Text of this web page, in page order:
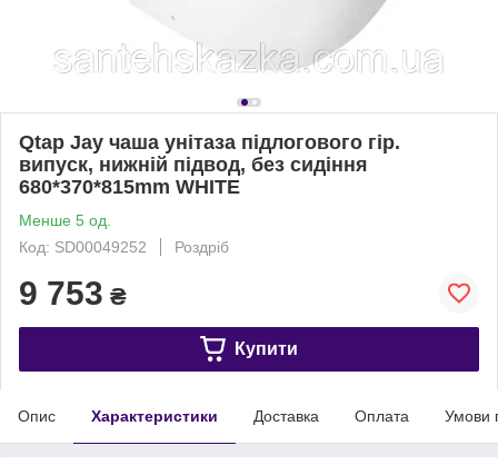
Qtap Jay чаша унітаза підлогового гір.
випуск, нижній підвод, без сидіння
680*370*815mm WHITE
Менше 5 од.
Код: SD00049252
Роздріб
9 753 ₴
Купити
Опис Характеристики Доставка Оплата Умови